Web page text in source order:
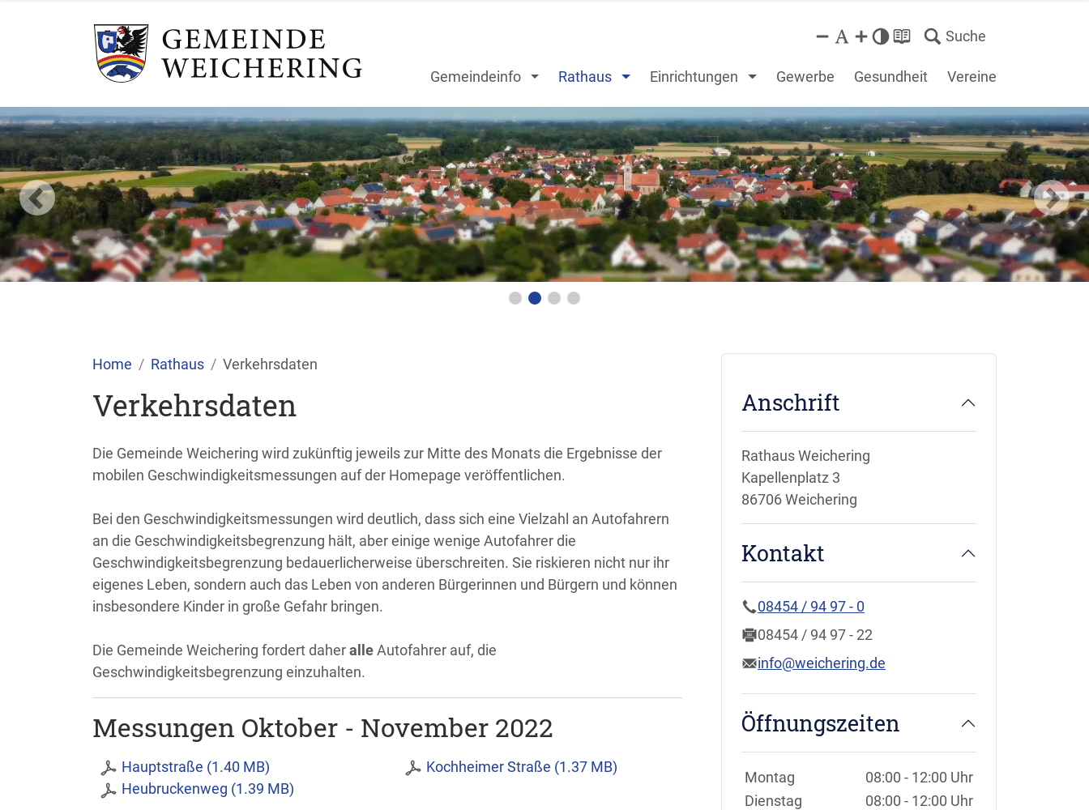
Suche
Gemeindeinfo Rathaus Einrichtungen Gewerbe Gesundheit Vereine
Home Rathaus Verkehrsdaten
Verkehrsdaten
Die Gemeinde Weichering wird zukünftig jeweils zur Mitte des Monats die Ergebnisse der
mobilen Geschwindigkeitsmessungen auf der Homepage veröffentlichen.
Bei den Geschwindigkeitsmessungen wird deutlich, dass sich eine Vielzahl an Autofahrern
an die Geschwindigkeitsbegrenzung hält, aber einige wenige Autofahrer die
Geschwindigkeitsbegrenzung bedauerlicherweise überschreiten. Sie riskieren nicht nur ihr
eigenes Leben, sondern auch das Leben von anderen Bürgerinnen und Bürgern und können
insbesondere Kinder in große Gefahr bringen.
Die Gemeinde Weichering fordert daheralleAutofahrer auf, die
Geschwindigkeitsbegrenzung einzuhalten.
Messungen Oktober - November 2022
Hauptstraße (1.40 MB)
Heubruckenweg (1.39 MB)
Kochheimer Straße (1.37 MB)
Anschrift
Rathaus Weichering
Kapellenplatz 3
86706 Weichering
Kontakt
08454 / 94 97 - 0
08454 / 94 97 - 22
info@weichering.de
Öffnungszeiten
Wochentage / Monate
Öffnungszeiten / Hinweise
Montag
08:00 - 12:00 Uhr
Dienstag
08:00 - 12:00 Uhr